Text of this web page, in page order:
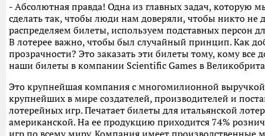
- Абсолютная правда! Одна из главных задач, которую
сделать так, чтобы люди нам доверяли, чтобы никто не
распределяем билеты, используем подставных персон
В лотерее важно, чтобы был случайный принцип. Как
прозрачности? Это заказать эти билеты тому, кому все
наши билеты в компании Scientific Games в
Это крупнейшая компания с многомилионной
крупнейших в мире создателей, производителей и
лотерейных игр. Печатает билеты для итальянской
американской. На ее продукцию приходится 74%